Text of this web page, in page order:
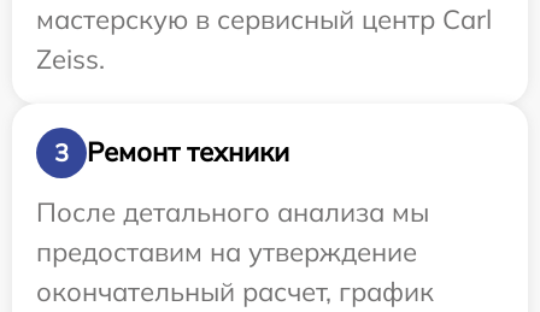
мастерскую в сервисный центр Carl
Zeiss.
3
Ремонт техники
После детального анализа мы
предоставим на утверждение
окончательный расчет, график